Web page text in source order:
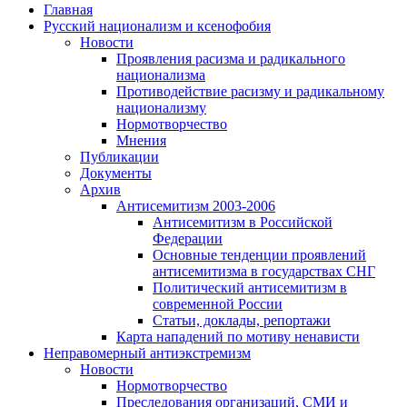
Главная
Русский национализм и ксенофобия
Новости
Проявления расизма и радикального
национализма
Противодействие расизму и радикальному
национализму
Нормотворчество
Мнения
Публикации
Документы
Архив
Антисемитизм 2003-2006
Антисемитизм в Российской
Федерации
Основные тенденции проявлений
антисемитизма в государствах СНГ
Политический антисемитизм в
современной России
Статьи, доклады, репортажи
Карта нападений по мотиву ненависти
Неправомерный антиэкстремизм
Новости
Нормотворчество
Преследования организаций, СМИ и